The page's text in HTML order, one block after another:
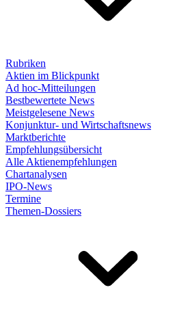
Rubriken
Aktien im Blickpunkt
Ad hoc-Mitteilungen
Bestbewertete News
Meistgelesene News
Konjunktur- und Wirtschaftsnews
Marktberichte
Empfehlungsübersicht
Alle Aktienempfehlungen
Chartanalysen
IPO-News
Termine
Themen-Dossiers